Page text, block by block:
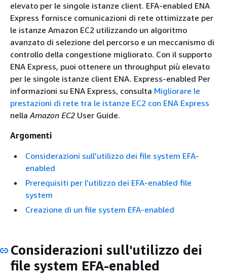
elevato per le singole istanze client. EFA-enabled ENA
Express fornisce comunicazioni di rete ottimizzate per
le istanze Amazon EC2 utilizzando un algoritmo
avanzato di selezione del percorso e un meccanismo di
controllo della congestione migliorato. Con il supporto
ENA Express, puoi ottenere un throughput più elevato
per le singole istanze client ENA. Express-enabled Per
informazioni su ENA Express, consulta Migliorare le
prestazioni di rete tra le istanze EC2 con ENA Express
nellaAmazon EC2 User Guide.
Argomenti
Considerazioni sull'utilizzo dei file system EFA-
enabled
Prerequisiti per l'utilizzo dei EFA-enabled file
system
Creazione di un file system EFA-enabled
Considerazioni sull'utilizzo dei
file system EFA-enabled